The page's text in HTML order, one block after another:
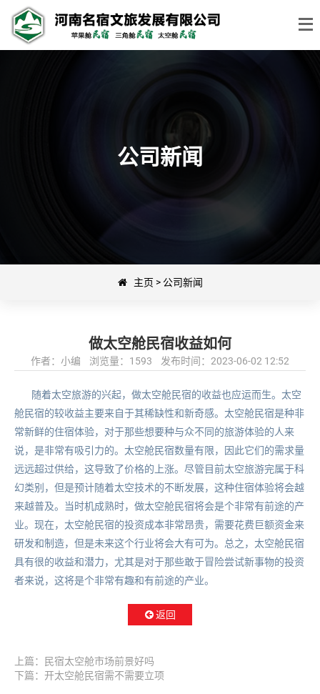
公司新闻
主页 > 公司新闻
做太空舱民宿收益如何
作者：小编 浏览量： 1593 发布时间：2023-06-02 12:52
随着太空旅游的兴起，做太空舱民宿的收益也应运而生。太空
舱民宿的较收益主要来自于其稀缺性和新奇感。太空舱民宿是种非
常新鲜的住宿体验，对于那些想要种与众不同的旅游体验的人来
说，是非常有吸引力的。太空舱民宿数量有限，因此它们的需求量
远远超过供给，这导致了价格的上涨。尽管目前太空旅游完属于科
幻类别，但是预计随着太空技术的不断发展，这种住宿体验将会越
来越普及。当时机成熟时，做太空舱民宿将会是个非常有前途的产
业。现在，太空舱民宿的投资成本非常昂贵，需要花费巨额资金来
研发和制造，但是未来这个行业将会大有可为。总之，太空舱民宿
具有很的收益和潜力，尤其是对于那些敢于冒险尝试新事物的投资
者来说，这将是个非常有趣和有前途的产业。
返回
上篇：民宿太空舱市场前景好吗
下篇：开太空舱民宿需不需要立项